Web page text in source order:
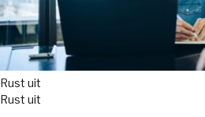
Rust uit
Rust uit